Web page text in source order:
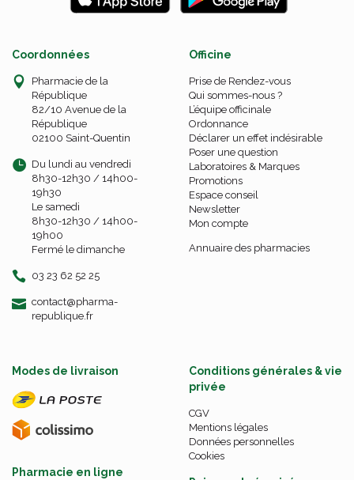
Coordonnées
Pharmacie de la
République
82/10 Avenue de la
République
02100 Saint-Quentin
Du lundi au vendredi
8h30-12h30 / 14h00-
19h30
Le samedi
8h30-12h30 / 14h00-
19h00
Fermé le dimanche
03 23 62 52 25
contact-
@-
pharma-
republique.fr
Officine
Prise de Rendez-vous
Qui sommes-nous ?
L’équipe officinale
Ordonnance
Déclarer un effet indésirable
Poser une question
Laboratoires & Marques
Promotions
Espace conseil
Newsletter
Mon compte
Annuaire des pharmacies
Modes de livraison
Pharmacie en ligne
Conditions générales & vie
privée
CGV
Mentions légales
Données personnelles
Cookies